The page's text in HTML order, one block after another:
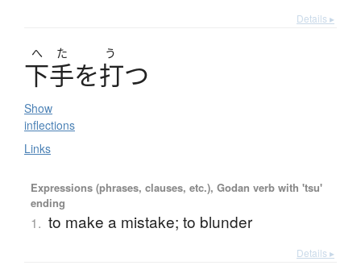
Details ▸
へ た う
下手を打つ
Show
inflections
Links
Expressions (phrases, clauses, etc.), Godan verb with 'tsu'
ending
1. to make a mistake; to blunder
Details ▸